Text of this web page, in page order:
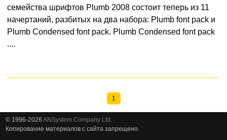
семейства шрифтов Plumb 2008 состоит теперь из 11
начертаний, разбитых на два набора: Plumb font pack и
Plumb Condensed font pack. Plumb Condensed font pack
....
1
© 1996-2026ANSystem Company Ltd.
Копирование материалов с сайта запрещено.